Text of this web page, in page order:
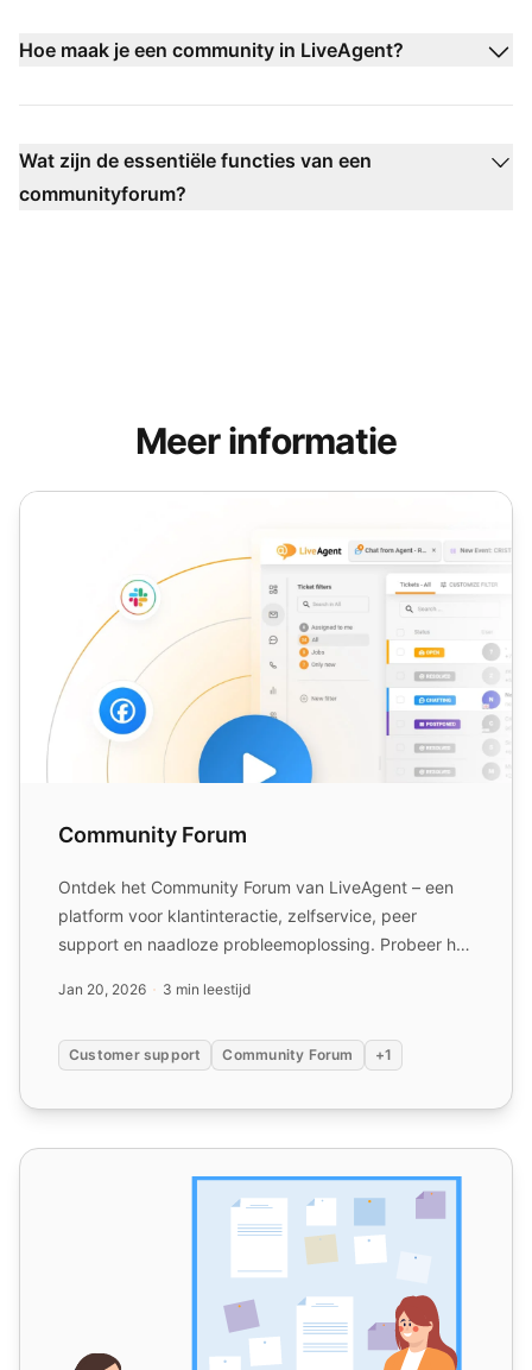
Hoe maak je een community in LiveAgent?
Wat zijn de essentiële functies van een
communityforum?
Meer informatie
Community Forum
Community Forum
Ontdek het Community Forum van LiveAgent – een
platform voor klantinteractie, zelfservice, peer
support en naadloze probleemoplossing. Probeer het
Jan 20, 2026 3 min leestijd
Customer support Community Forum +1
Een klantserviceteam opbouwen: Uitgebreide gids